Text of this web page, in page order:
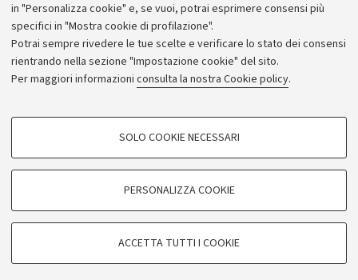
in "Personalizza cookie" e, se vuoi, potrai esprimere consensi più
specifici in "Mostra cookie di profilazione".
Potrai sempre rivedere le tue scelte e verificare lo stato dei consensi
rientrando nella sezione "Impostazione cookie" del sito.
Per maggiori informazioni consulta la nostra Cookie policy.
COOKIE DI PROFILAZIONE - FACOLTATIVI
COOKIE TECNICI - NECESSARI
Si tratta di cookie tecnici utilizzati, a titolo esemplificativo, per il corretto
SOLO COOKIE NECESSARI
PERSONALIZZA COOKIE
ACCETTA TUTTI I COOKIE
Comunicati stampa
Redazione
Rassegna stampa
© Copyright 2026 - ALMA MATER STUDIORUM - Università di
Bologna - Via Zamboni, 33 - 40126 Bologna - PI: 01131710376 -
CF: 80007010376
Privacy
Note legali Impostazioni Cookie